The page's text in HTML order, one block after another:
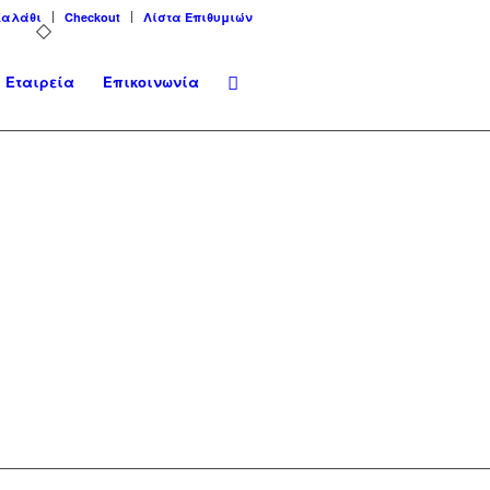
Checkout Λίστα Επιθυμιών
Εταιρεία Επικοινωνία